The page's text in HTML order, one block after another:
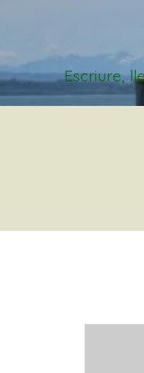
Escriure,